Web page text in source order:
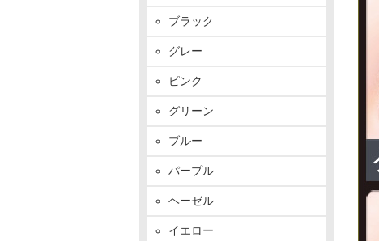
ブラック
グレー
ピンク
グリーン
ブルー
パープル
ヘーゼル
イエロー